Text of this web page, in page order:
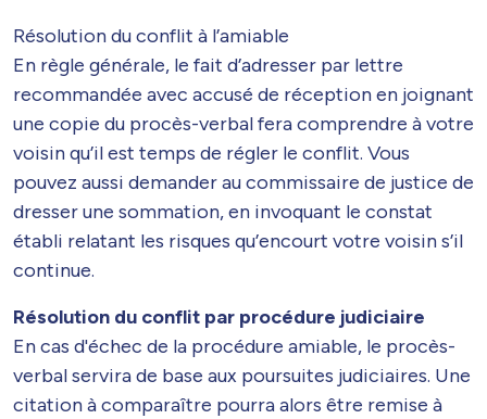
Résolution du conflit à l’amiable
En règle générale, le fait d’adresser par lettre
recommandée avec accusé de réception en joignant
une copie du procès-verbal fera comprendre à votre
voisin qu’il est temps de régler le conflit. Vous
pouvez aussi demander au commissaire de justice de
dresser une sommation, en invoquant le constat
établi relatant les risques qu’encourt votre voisin s’il
continue.
Résolution du conflit par procédure judiciaire
En cas d'échec de la procédure amiable, le procès-
verbal servira de base aux poursuites judiciaires. Une
citation à comparaître pourra alors être remise à